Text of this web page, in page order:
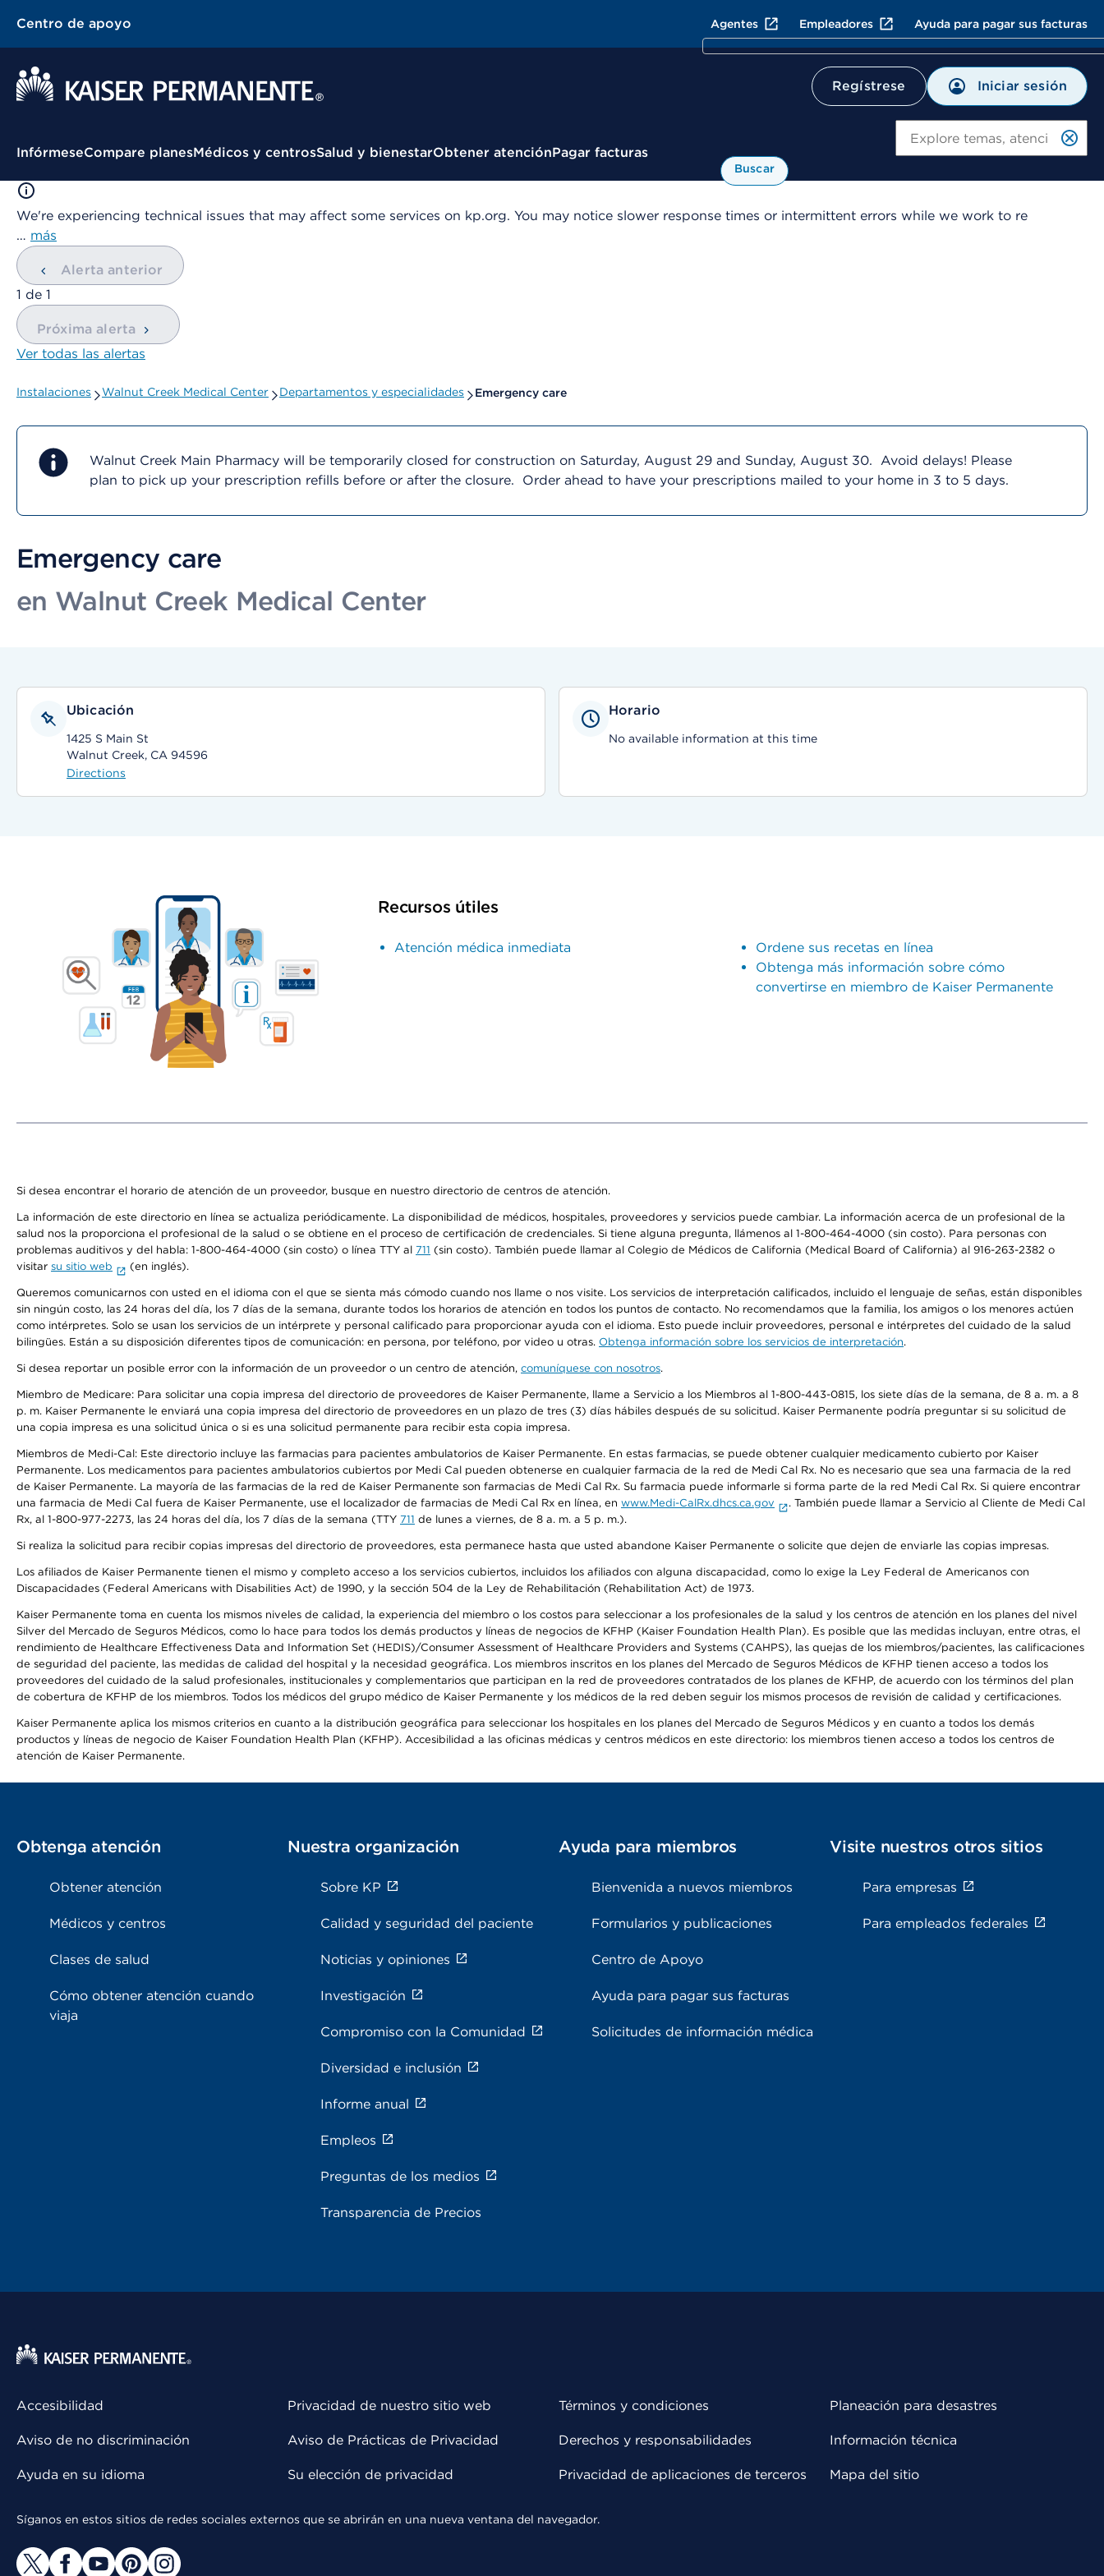
Centro de apoyo Agentes Empleadores Ayuda para pagar sus facturas
Regístrese Iniciar sesión
Menú contextual
InfórmeseCompare planesMédicos y centrosSalud y bienestarObtener atenciónPagar facturas
Buscar
We're experiencing technical issues that may affect some services on kp.org. You may notice slower response times or intermittent errors while we work to re
… más
Alerta anterior
mostrando
1 de 1
Próxima alerta
Ver todas las alertas
Instalaciones Walnut Creek Medical Center Departamentos y especialidades Emergency care
Walnut Creek Main Pharmacy will be temporarily closed for construction on Saturday, August 29 and Sunday, August 30. Avoid delays! Please
plan to pick up your prescription refills before or after the closure. Order ahead to have your prescriptions mailed to your home in 3 to 5 days.
Emergency care
en Walnut Creek Medical Center
Ubicación
1425 S Main St
Walnut Creek, CA 94596
Directions
Horario
No available information at this time
Recursos útiles
Atención médica inmediata
Ordene sus recetas en línea
Obtenga más información sobre cómo
convertirse en miembro de Kaiser Permanente
Si desea encontrar el horario de atención de un proveedor, busque en nuestro directorio de centros de atención.
La información de este directorio en línea se actualiza periódicamente. La disponibilidad de médicos, hospitales, proveedores y servicios puede cambiar. La información acerca de un profesional de la
salud nos la proporciona el profesional de la salud o se obtiene en el proceso de certificación de credenciales. Si tiene alguna pregunta, llámenos al 1-800-464-4000 (sin costo). Para personas con
problemas auditivos y del habla: 1-800-464-4000 (sin costo) o línea TTY al 711 (sin costo). También puede llamar al Colegio de Médicos de California (Medical Board of California) al 916-263-2382 o
visitar su sitio web (en inglés).
Queremos comunicarnos con usted en el idioma con el que se sienta más cómodo cuando nos llame o nos visite. Los servicios de interpretación calificados, incluido el lenguaje de señas, están disponibles
sin ningún costo, las 24 horas del día, los 7 días de la semana, durante todos los horarios de atención en todos los puntos de contacto. No recomendamos que la familia, los amigos o los menores actúen
como intérpretes. Solo se usan los servicios de un intérprete y personal calificado para proporcionar ayuda con el idioma. Esto puede incluir proveedores, personal e intérpretes del cuidado de la salud
bilingües. Están a su disposición diferentes tipos de comunicación: en persona, por teléfono, por video u otras. Obtenga información sobre los servicios de interpretación.
Si desea reportar un posible error con la información de un proveedor o un centro de atención, comuníquese con nosotros.
Miembro de Medicare: Para solicitar una copia impresa del directorio de proveedores de Kaiser Permanente, llame a Servicio a los Miembros al 1-800-443-0815, los siete días de la semana, de 8 a. m. a 8
p. m. Kaiser Permanente le enviará una copia impresa del directorio de proveedores en un plazo de tres (3) días hábiles después de su solicitud. Kaiser Permanente podría preguntar si su solicitud de
una copia impresa es una solicitud única o si es una solicitud permanente para recibir esta copia impresa.
Miembros de Medi-Cal: Este directorio incluye las farmacias para pacientes ambulatorios de Kaiser Permanente. En estas farmacias, se puede obtener cualquier medicamento cubierto por Kaiser
Permanente. Los medicamentos para pacientes ambulatorios cubiertos por Medi Cal pueden obtenerse en cualquier farmacia de la red de Medi Cal Rx. No es necesario que sea una farmacia de la red
de Kaiser Permanente. La mayoría de las farmacias de la red de Kaiser Permanente son farmacias de Medi Cal Rx. Su farmacia puede informarle si forma parte de la red Medi Cal Rx. Si quiere encontrar
una farmacia de Medi Cal fuera de Kaiser Permanente, use el localizador de farmacias de Medi Cal Rx en línea, en www.Medi-CalRx.dhcs.ca.gov
. También puede llamar a Servicio al Cliente de Medi Cal
Rx, al 1-800-977-2273, las 24 horas del día, los 7 días de la semana (TTY 711 de lunes a viernes, de 8 a. m. a 5 p. m.).
Si realiza la solicitud para recibir copias impresas del directorio de proveedores, esta permanece hasta que usted abandone Kaiser Permanente o solicite que dejen de enviarle las copias impresas.
Los afiliados de Kaiser Permanente tienen el mismo y completo acceso a los servicios cubiertos, incluidos los afiliados con alguna discapacidad, como lo exige la Ley Federal de Americanos con
Discapacidades (Federal Americans with Disabilities Act) de 1990, y la sección 504 de la Ley de Rehabilitación (Rehabilitation Act) de 1973.
Kaiser Permanente toma en cuenta los mismos niveles de calidad, la experiencia del miembro o los costos para seleccionar a los profesionales de la salud y los centros de atención en los planes del nivel
Silver del Mercado de Seguros Médicos, como lo hace para todos los demás productos y líneas de negocios de KFHP (Kaiser Foundation Health Plan). Es posible que las medidas incluyan, entre otras, el
rendimiento de Healthcare Effectiveness Data and Information Set (HEDIS)/Consumer Assessment of Healthcare Providers and Systems (CAHPS), las quejas de los miembros/pacientes, las calificaciones
de seguridad del paciente, las medidas de calidad del hospital y la necesidad geográfica. Los miembros inscritos en los planes del Mercado de Seguros Médicos de KFHP tienen acceso a todos los
proveedores del cuidado de la salud profesionales, institucionales y complementarios que participan en la red de proveedores contratados de los planes de KFHP, de acuerdo con los términos del plan
de cobertura de KFHP de los miembros. Todos los médicos del grupo médico de Kaiser Permanente y los médicos de la red deben seguir los mismos procesos de revisión de calidad y certificaciones.
Kaiser Permanente aplica los mismos criterios en cuanto a la distribución geográfica para seleccionar los hospitales en los planes del Mercado de Seguros Médicos y en cuanto a todos los demás
productos y líneas de negocio de Kaiser Foundation Health Plan (KFHP). Accesibilidad a las oficinas médicas y centros médicos en este directorio: los miembros tienen acceso a todos los centros de
atención de Kaiser Permanente.
Obtenga atención
Obtener atención
Médicos y centros
Clases de salud
Cómo obtener atención cuando
viaja
Nuestra organización
Sobre KP
Calidad y seguridad del paciente
Noticias y opiniones
Investigación
Compromiso con la Comunidad
Diversidad e inclusión
Informe anual
Empleos
Preguntas de los medios
Transparencia de Precios
Ayuda para miembros
Bienvenida a nuevos miembros
Formularios y publicaciones
Centro de Apoyo
Ayuda para pagar sus facturas
Solicitudes de información médica
Visite nuestros otros sitios
Para empresas
Para empleados federales
Accesibilidad
Aviso de no discriminación
Ayuda en su idioma
Privacidad de nuestro sitio web
Aviso de Prácticas de Privacidad
Su elección de privacidad
Términos y condiciones
Derechos y responsabilidades
Privacidad de aplicaciones de terceros
Planeación para desastres
Información técnica
Mapa del sitio
Síganos en estos sitios de redes sociales externos que se abrirán en una nueva ventana del navegador.